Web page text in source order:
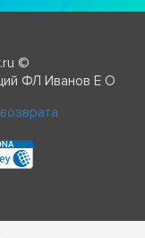
©
ФЛ Иванов Е О